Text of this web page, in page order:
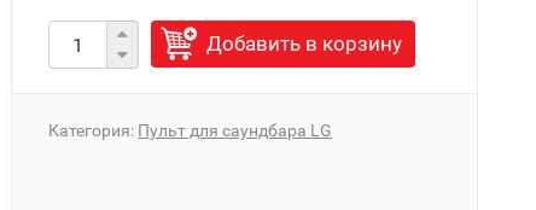
Добавить в корзину
Категория: Пульт для саундбара LG